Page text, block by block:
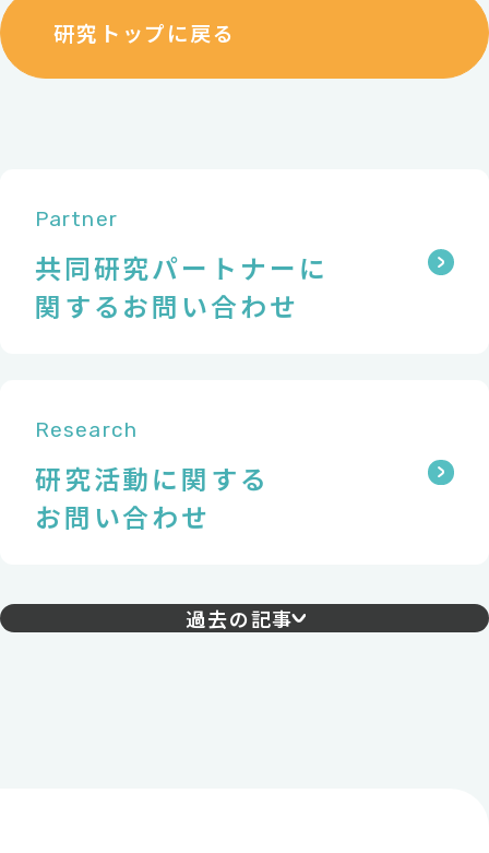
研究トップに戻る
Partner
共同研究パートナーに
関するお問い合わせ
Research
研究活動に関する
お問い合わせ
過去の記事